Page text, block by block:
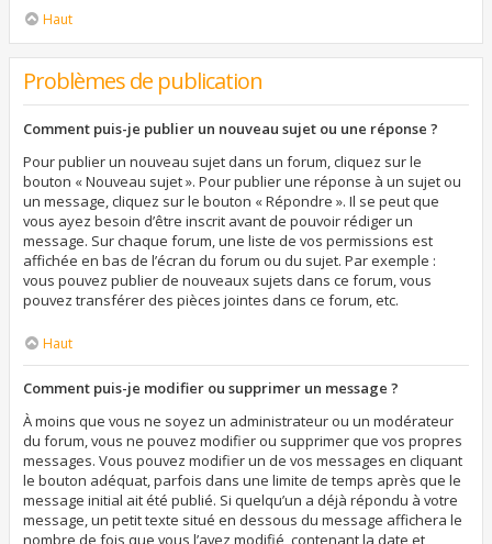
Haut
Problèmes de publication
Comment puis-je publier un nouveau sujet ou une réponse ?
Pour publier un nouveau sujet dans un forum, cliquez sur le
bouton « Nouveau sujet ». Pour publier une réponse à un sujet ou
un message, cliquez sur le bouton « Répondre ». Il se peut que
vous ayez besoin d’être inscrit avant de pouvoir rédiger un
message. Sur chaque forum, une liste de vos permissions est
affichée en bas de l’écran du forum ou du sujet. Par exemple :
vous pouvez publier de nouveaux sujets dans ce forum, vous
pouvez transférer des pièces jointes dans ce forum, etc.
Haut
Comment puis-je modifier ou supprimer un message ?
À moins que vous ne soyez un administrateur ou un modérateur
du forum, vous ne pouvez modifier ou supprimer que vos propres
messages. Vous pouvez modifier un de vos messages en cliquant
le bouton adéquat, parfois dans une limite de temps après que le
message initial ait été publié. Si quelqu’un a déjà répondu à votre
message, un petit texte situé en dessous du message affichera le
nombre de fois que vous l’avez modifié, contenant la date et